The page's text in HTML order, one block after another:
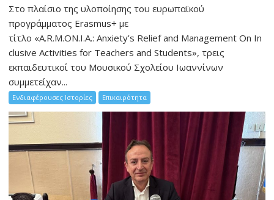
Στο πλαίσιο της υλοποίησης του ευρωπαϊκού
προγράμματος Erasmus+ με
τίτλο «A.R.M.ON.I.A.: Anxiety’s Relief and Management On In
clusive Activities for Teachers and Students», τρεις
εκπαιδευτικοί του Μουσικού Σχολείου Ιωαννίνων
συμμετείχαν...
Ενδιαφέρουσες Ιστορίες Επικαιρότητα